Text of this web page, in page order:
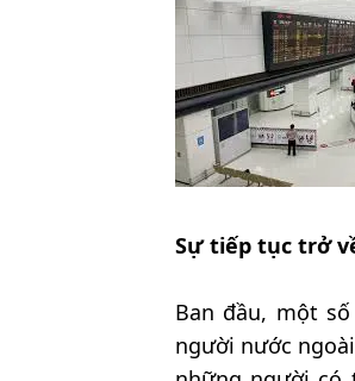
Sự tiếp tục trở
Ban đầu, một
người nước